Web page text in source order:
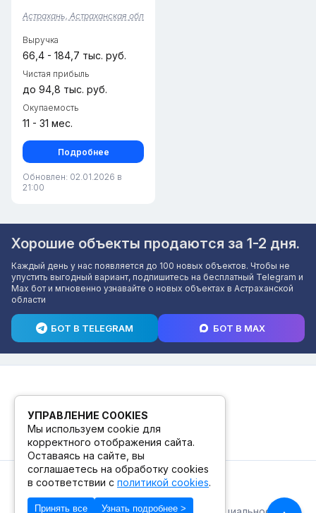
месяц• Тарифная ставка:
2.44%• Рейтинг пункта: 5О
—...
Астрахань, Астраханская обл
Выручка
66,4 - 184,7 тыс. руб.
Чистая прибыль
до 94,8 тыс. руб.
Окупаемость
11 - 31 мес.
Подробнее
Обновлен: 02.01.2026 в
21:00
Хорошие объекты продаются за 1-2 дня.
Каждый день у нас появляется до 100 новых объектов. Чтобы не
упустить выгодный вариант, подпишитесь на бесплатный Telegram и
Max бот и мгновенно узнавайте о новых объектах в Астраханской
области
БОТ В TELEGRAM БОТ В MAX
© 2026. ПВЗ! БУТИК.
УПРАВЛЕНИЕ COOKIES
Мы используем cookie для
корректного отображения сайта.
Оставаясь на сайте, вы
соглашаетесь на обработку cookies
в соответствии с политикой cookies.
Принять все Узнать подробнее >